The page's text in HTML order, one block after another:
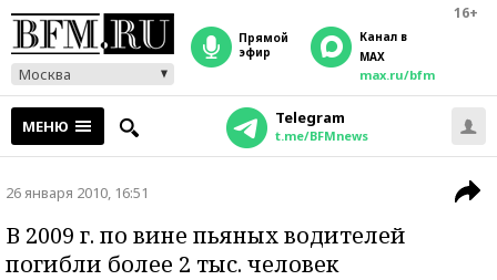
16+
Москва
прямой
эфир
Канал в
MAX
max.ru/bfm
МЕНЮ Telegram
t.me/BFMnews
26 января 2010, 16:51
В 2009 г. по вине пьяных водителей
погибли более 2 тыс. человек